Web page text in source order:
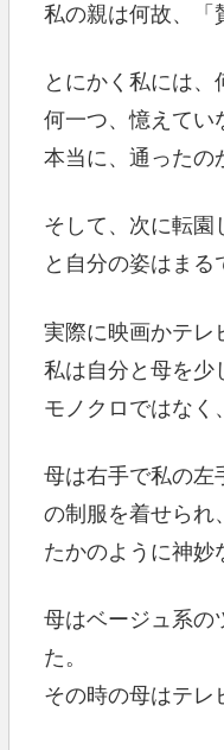
私の親は何故、「
とにかく私には、
何一つ、憶えてい
本当に、通ったの
そして、次に転園
と自分の姿はまる
実際に映画かテレ
私は自分と母を少
モノクロではなく
母は右手で私の左
の制服を着せられ
たかのように神妙
母はベージュ系の
た。
その時の母はテレ